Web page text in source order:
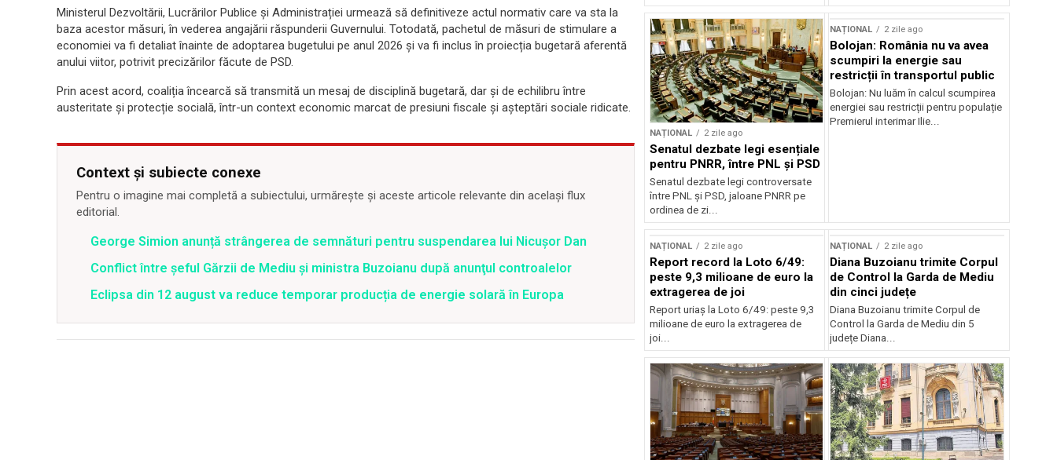
Ministerul Dezvoltării, Lucrărilor Publice și Administrației urmează să definitiveze actul normativ care va sta la
baza acestor măsuri, în vederea angajării răspunderii Guvernului. Totodată, pachetul de măsuri de stimulare a
economiei va fi detaliat înainte de adoptarea bugetului pe anul 2026 și va fi inclus în proiecția bugetară aferentă
anului viitor, potrivit precizărilor făcute de PSD.
Prin acest acord, coaliția încearcă să transmită un mesaj de disciplină bugetară, dar și de echilibru între
austeritate și protecție socială, într-un context economic marcat de presiuni fiscale și așteptări sociale ridicate.
Context și subiecte conexe
Pentru o imagine mai completă a subiectului, urmărește și aceste articole relevante din același flux
editorial.
George Simion anunță strângerea de semnături pentru suspendarea lui Nicușor Dan
Conflict între şeful Gărzii de Mediu şi ministra Buzoianu după anunţul controalelor
Eclipsa din 12 august va reduce temporar producția de energie solară în Europa
NAȚIONAL 2 zile ago
Senatul dezbate legi esențiale
pentru PNRR, între PNL și PSD
Senatul dezbate legi controversate
între PNL și PSD, jaloane PNRR pe
ordinea de zi...
NAȚIONAL 2 zile ago
Bolojan: România nu va avea
scumpiri la energie sau
restricții în transportul public
Bolojan: Nu luăm în calcul scumpirea
energiei sau restricții pentru populație
Premierul interimar Ilie...
NAȚIONAL 2 zile ago
Report record la Loto 6/49:
peste 9,3 milioane de euro la
extragerea de joi
Report uriaș la Loto 6/49: peste 9,3
milioane de euro la extragerea de
joi...
NAȚIONAL 2 zile ago
Diana Buzoianu trimite Corpul
de Control la Garda de Mediu
din cinci județe
Diana Buzoianu trimite Corpul de
Control la Garda de Mediu din 5
județe Diana...